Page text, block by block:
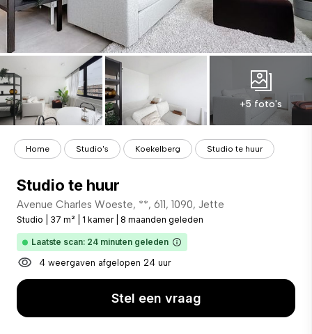
+5 foto's
Home Studio's Koekelberg Studio te huur
Studio te huur
Avenue Charles Woeste, **, 611, 1090, Jette
Studio 37 m² 1 kamer 8 maanden geleden
Laatste scan: 24 minuten geleden
4 weergaven afgelopen 24 uur
Stel een vraag